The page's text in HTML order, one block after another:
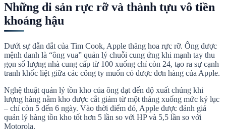
Những di sản rực rỡ và thành tựu vô tiền
khoáng hậu
Dưới sự dẫn dắt của Tim Cook, Apple thăng hoa rực rỡ. Ông được
mệnh danh là “ông vua” quản lý chuỗi cung ứng khi mạnh tay thu
gọn số lượng nhà cung cấp từ 100 xuống chỉ còn 24, tạo ra sự cạnh
tranh khốc liệt giữa các công ty muốn có được đơn hàng của Apple.
Nghệ thuật quản lý tồn kho của ông đạt đến độ xuất chúng khi
lượng hàng nằm kho được cắt giảm từ một tháng xuống mức kỷ lục
– chỉ còn 5 đến 6 ngày. Vào thời điểm đó, Apple được đánh giá
quản lý hàng tồn kho tốt hơn 5 lần so với HP và 5,5 lần so với
Motorola.